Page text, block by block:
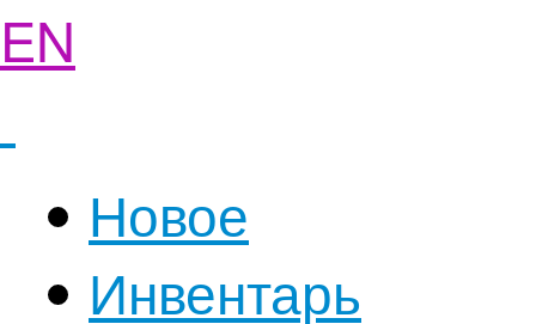
EN
Новое
Инвентарь